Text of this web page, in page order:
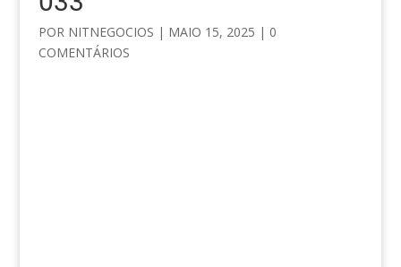
POR NITNEGOCIOS | MAIO 15, 2025 | 0
COMENTÁRIOS